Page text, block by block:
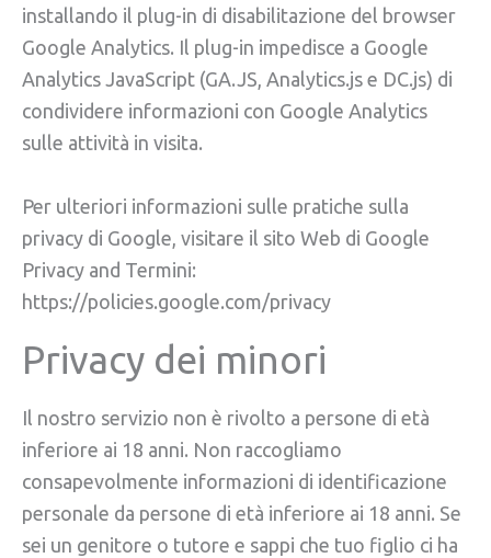
installando il plug-in di disabilitazione del browser
Google Analytics. Il plug-in impedisce a Google
Analytics JavaScript (GA.JS, Analytics.js e DC.js) di
condividere informazioni con Google Analytics
sulle attività in visita.
Per ulteriori informazioni sulle pratiche sulla
privacy di Google, visitare il sito Web di Google
Privacy and Termini:
https://policies.google.com/privacy
Privacy dei minori
Il nostro servizio non è rivolto a persone di età
inferiore ai 18 anni. Non raccogliamo
consapevolmente informazioni di identificazione
personale da persone di età inferiore ai 18 anni. Se
sei un genitore o tutore e sappi che tuo figlio ci ha